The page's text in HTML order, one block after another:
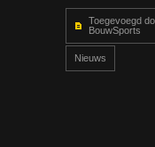
Toegevoegd
BouwSports
Nieuws